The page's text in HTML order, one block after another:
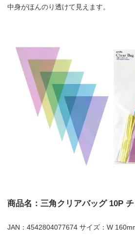
中身がほんのり透けて見えます。
商品名：三角クリアバッグ 10P
JAN：4542804077674 サイズ：W